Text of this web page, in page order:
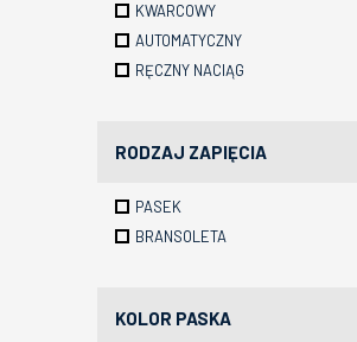
KWARCOWY
AUTOMATYCZNY
RĘCZNY NACIĄG
RODZAJ ZAPIĘCIA
PASEK
BRANSOLETA
KOLOR PASKA